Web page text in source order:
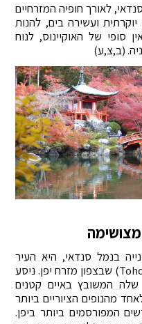
לאורך חופיה המזרחיים
ועשירה בים, להנות
סופי של האוקיינוס, לנוח
(ב,צ,ע)
מצושימה
בנמל סנדאי, היא העיר
הגדולה ביותר במחוז טוהוקו (Tohoku) שבצפון מזרח יפן. ניסע
המשובץ באיים קטנים
מהנופים הציוריים ביותר
המפורסמים ביותר ביפן.